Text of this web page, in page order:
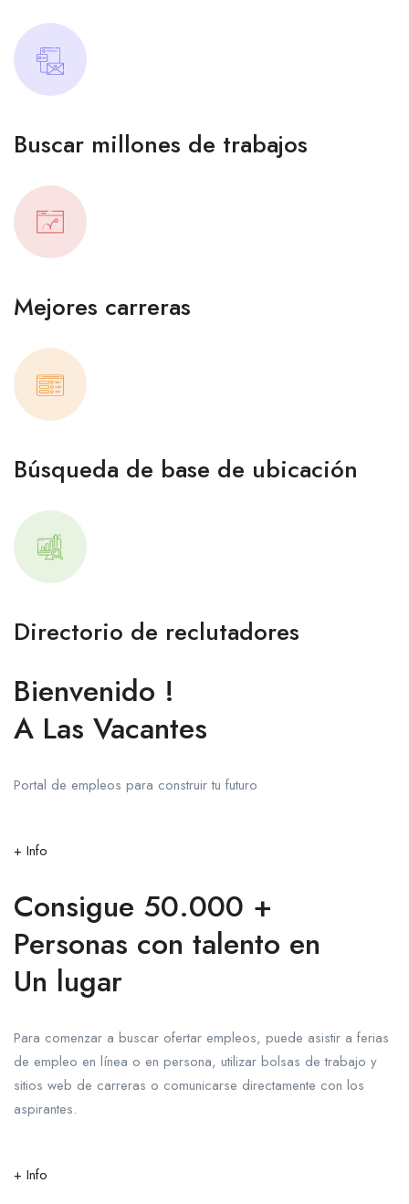
Buscar millones de trabajos
Mejores carreras
Búsqueda de base de ubicación
Directorio de reclutadores
Bienvenido !
A Las Vacantes
Portal de empleos para construir tu futuro
+ Info
Consigue 50.000 +
Personas con talento en
Un lugar
Para comenzar a buscar ofertar empleos, puede asistir a ferias
de empleo en línea o en persona, utilizar bolsas de trabajo y
sitios web de carreras o comunicarse directamente con los
aspirantes.
+ Info